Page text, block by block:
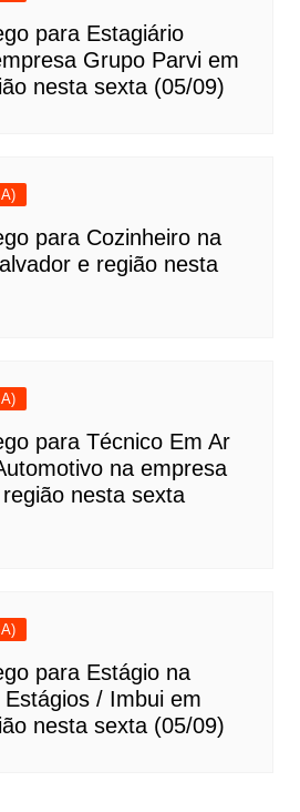
para Estagiário
Grupo Parvi em
nesta sexta (05/09)
para Cozinheiro na
e região nesta
para Técnico Em Ar
na empresa
nesta sexta
para Estágio na
/ Imbui em
nesta sexta (05/09)